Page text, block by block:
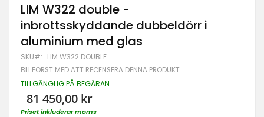
Hoppa
till
början
av
bildgalleriet
LIM W322 double -
inbrottsskyddande dubbeldörr i
aluminium med glas
SKU LIM W322 DOUBLE
BLI FÖRST MED ATT RECENSERA DENNA PRODUKT
TILLGÄNGLIG PÅ BEGÄRAN
81 450,00 kr
Priset inkluderar moms